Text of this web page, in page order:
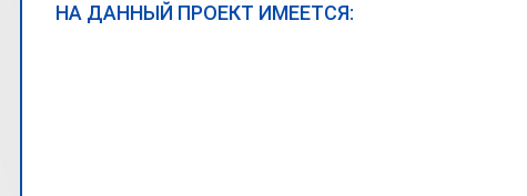
НА ДАННЫЙ ПРОЕКТ ИМЕЕТСЯ: